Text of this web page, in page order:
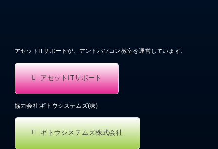
アセットITサポートが、アントパソコン教室を運営しています。
アセットITサポート
協力会社:ギトウシステムズ(株)
ギトウシステムズ株式会社